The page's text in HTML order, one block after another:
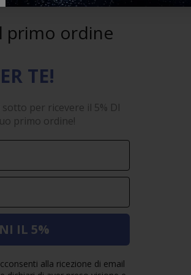
primo ordine
TE!
per ricevere il 5% DI
primo ordine!
IL 5%
alla ricezione di email